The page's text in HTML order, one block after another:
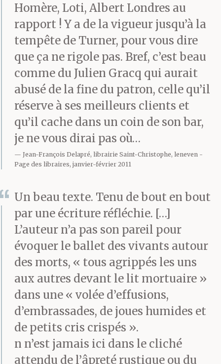
Il murmure, tonne,
s’amuse, pleure,
s’énerve, se crispe,
menace ou s’apaise
selon l’humeur. Au
havre, où vin, bière et
alcools forts coulent en
continu, tous le
L’appellation revêt des
allures de titre. Et c’est
bien ainsi qu’il faut la
prendre.
Il débarque en fin
d’après-midi. Il entre,
accroche veste et
Homère, Loti, Albert Londres au
rapport ! Y a de la vigueur jusqu’à la
tempête de Turner, pour vous dire
que ça ne rigole pas. Bref, c’est beau
comme du Julien Gracq qui aurait
abusé de la fine du patron, celle qu’il
réserve à ses meilleurs clients et
qu’il cache dans un coin de son bar,
je ne vous dirai pas où…
Jean-François Delapré, librairie Saint-Christophe, leneven
Page des libraires, janvier-février 2011
Un beau texte. Tenu de bout en bout
par une écriture réfléchie. […]
L’auteur n’a pas son pareil pour
évoquer le ballet des vivants autour
des morts, « tous agrippés les uns
aux autres devant le lit mortuaire »
dans une « volée d’effusions,
d’embrassades, de joues humides et
de petits cris crispés ».
n n’est jamais ici dans le cliché
attendu de l’âpreté rustique ou du